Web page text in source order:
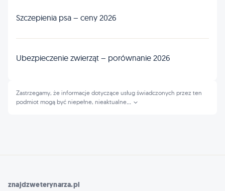
Szczepienia psa – ceny 2026
Ubezpieczenie zwierząt – porównanie 2026
Zastrzegamy, że informacje dotyczące usług świadczonych przez ten
podmiot mogą być niepełne, nieaktualne
znajdzweterynarza.pl